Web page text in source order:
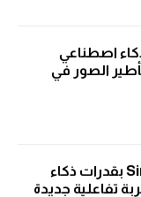
اصطناعي
الصور في
أبل تعلن رسمياً عن Siri AI بقدرات ذكاء
تفاعلية جديدة